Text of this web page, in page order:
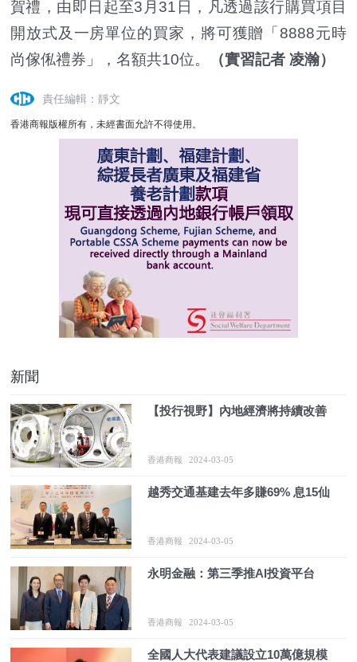
賀禮，由即日起至3月31日，凡透過該行購買項目
開放式及一房單位的買家，將可獲贈「8888元時
尚傢俬禮券」，名額共10位。
（實習記者 凌瀚）
責任編輯：靜文
香港商報版權所有，未經書面允許不得使用。
新聞
【投行視野】內地經濟將持續改善
香港商報 2024-03-05
越秀交通基建去年多賺69% 息15仙
香港商報 2024-03-05
永明金融：第三季推AI投資平台
香港商報 2024-03-05
全國人大代表建議設立10萬億規模